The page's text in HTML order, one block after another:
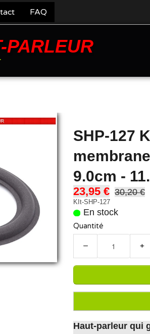
FAQ
PARLEUR
SHP-127
9.0cm -
23,95 € 30,20 €
KIt-SHP-127
En stock
Quantité
− +
Haut-parleur qui